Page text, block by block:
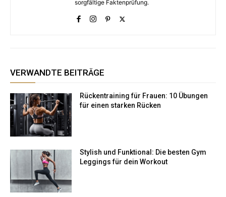
sorgfältige Faktenprüfung.
VERWANDTE BEITRÄGE
Rückentraining für Frauen: 10 Übungen
für einen starken Rücken
Stylish und Funktional: Die besten Gym
Leggings für dein Workout